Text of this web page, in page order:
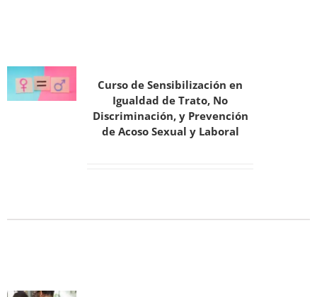
Curso de Sensibilización en
Igualdad de Trato, No
Discriminación, y Prevención
de Acoso Sexual y Laboral